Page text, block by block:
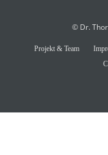
© Dr.
Projekt & Team